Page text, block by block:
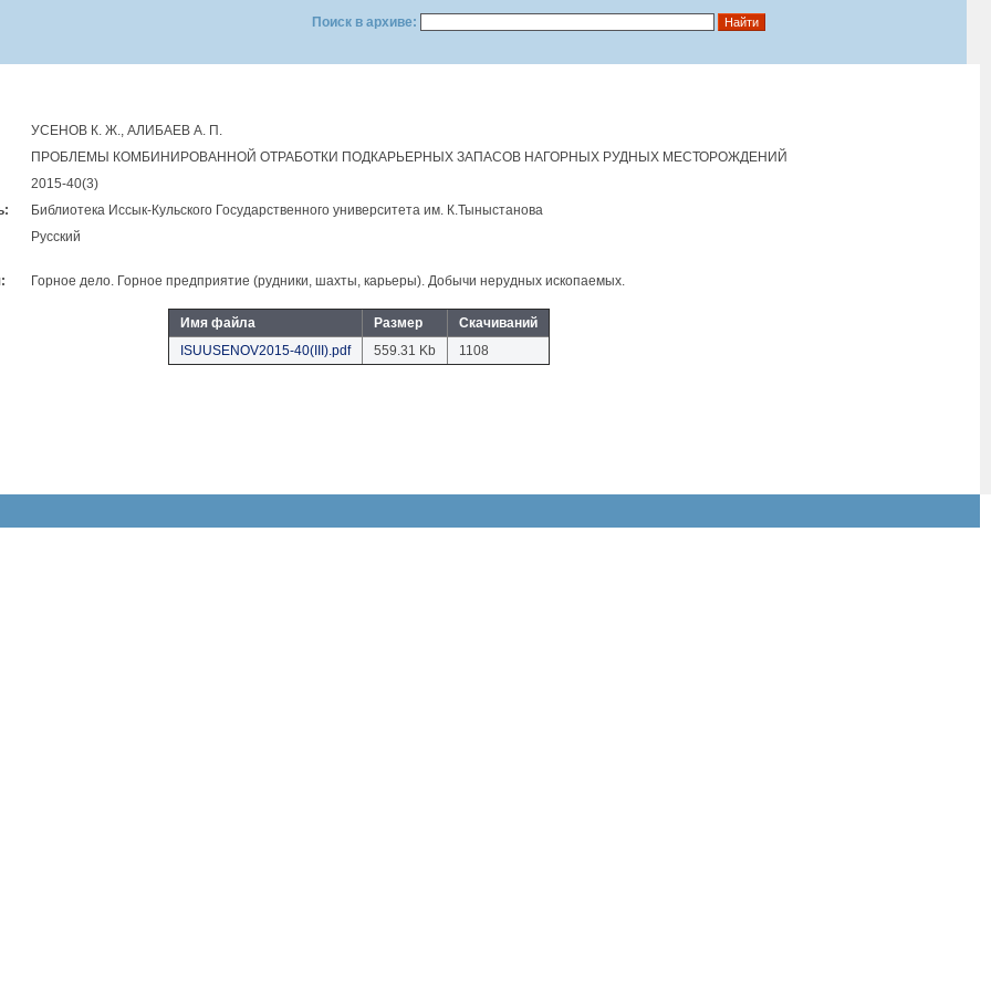
Поиск в архиве:
УСЕНОВ К. Ж., АЛИБАЕВ А. П.
ПРОБЛЕМЫ КОМБИНИРОВАННОЙ ОТРАБОТКИ ПОДКАРЬЕРНЫХ ЗАПАСОВ НАГОРНЫХ РУДНЫХ МЕСТОРОЖДЕНИЙ
2015-40(3)
Библиотека Иссык-Кульского Государственного университета им. К.Тыныстанова
Русский
Горное дело. Горное предприятие (рудники, шахты, карьеры). Добычи нерудных ископаемых.
Имя файла Размер
Скачиваний
ISUUSENOV2015-40(III).pdf
559.31 Kb 1108